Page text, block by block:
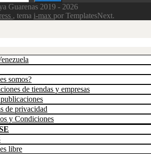
Guarenas 2019 - 2026
, tema i-max por TemplatesNext.
somos?
de tiendas y empresas
de privacidad
y Condiciones
libre